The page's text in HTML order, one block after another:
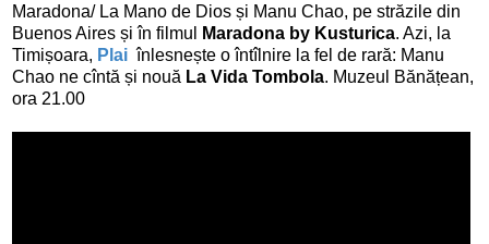
Maradona/ La Mano de Dios și Manu Chao, pe străzile din
Buenos Aires și în filmul
Maradona by Kusturica. Azi, la
Timișoara, Plai înlesnește o întîlnire la fel de rară: Manu
Chao ne cîntă și nouă La Vida Tombola. Muzeul Bănățean,
ora 21.00